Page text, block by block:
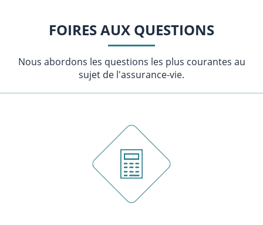
FOIRES AUX QUESTIONS
Nous abordons les questions les plus courantes au
sujet de l'assurance-vie.